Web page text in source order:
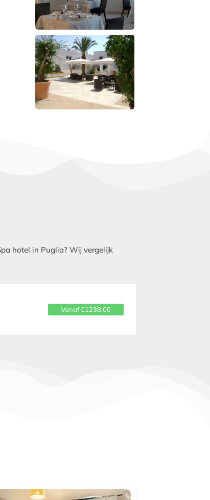
hotel in Puglia? Wij vergelijk
Vanaf €1238.00